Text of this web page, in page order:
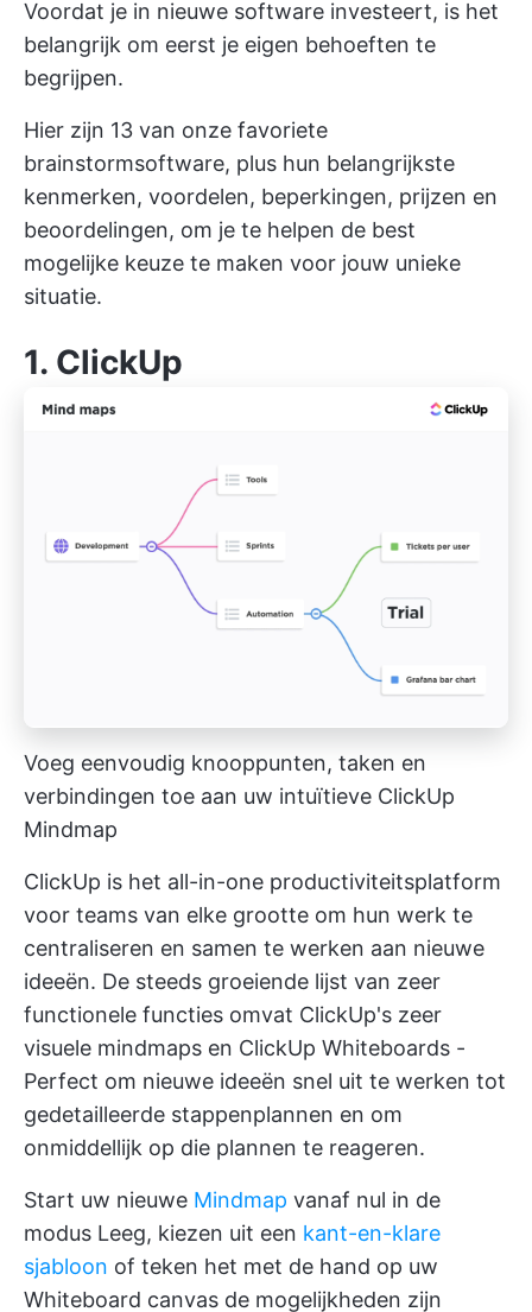
Voordat je in nieuwe software investeert, is het
belangrijk om eerst je eigen behoeften te
begrijpen.
Hier zijn 13 van onze favoriete
brainstormsoftware, plus hun belangrijkste
kenmerken, voordelen, beperkingen, prijzen en
beoordelingen, om je te helpen de best
mogelijke keuze te maken voor jouw unieke
situatie.
1. ClickUp
Voeg eenvoudig knooppunten, taken en
verbindingen toe aan uw intuïtieve ClickUp
Mindmap
ClickUp is het all-in-one productiviteitsplatform
voor teams van elke grootte om hun werk te
centraliseren en samen te werken aan nieuwe
ideeën. De steeds groeiende lijst van zeer
functionele functies omvat ClickUp's zeer
visuele mindmaps en ClickUp Whiteboards -
Perfect om nieuwe ideeën snel uit te werken tot
gedetailleerde stappenplannen en om
onmiddellijk op die plannen te reageren.
Start uw nieuwe Mindmap vanaf nul in de
modus Leeg, kiezen uit een kant-en-klare
sjabloon of teken het met de hand op uw
Whiteboard canvas de mogelijkheden zijn